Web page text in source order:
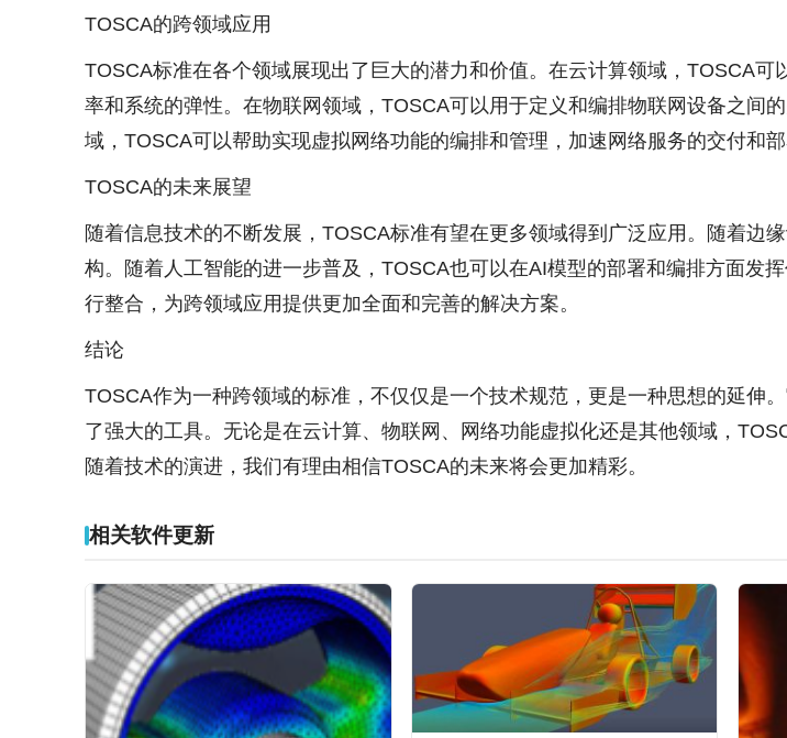
TOSCA的跨领域应用
TOSCA标准在各个领域展现出了巨大的潜力和价值。在云计算领域，TOSCA
率和系统的弹性。在物联网领域，TOSCA可以用于定义和编排物联网设备之间
域，TOSCA可以帮助实现虚拟网络功能的编排和管理，加速网络服务的交付和部
TOSCA的未来展望
随着信息技术的不断发展，TOSCA标准有望在更多领域得到广泛应用。随着边
构。随着人工智能的进一步普及，TOSCA也可以在AI模型的部署和编排方面发
行整合，为跨领域应用提供更加全面和完善的解决方案。
结论
TOSCA作为一种跨领域的标准，不仅仅是一个技术规范，更是一种思想的延伸
了强大的工具。无论是在云计算、物联网、网络功能虚拟化还是其他领域，
随着技术的演进，我们有理由相信TOSCA的未来将会更加精彩。
相关软件更新